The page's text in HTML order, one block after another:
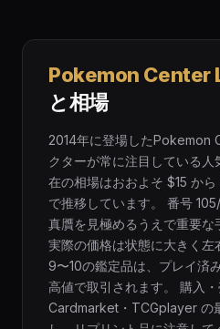
Pokemon Center
と相場
2014年に登場したPokemon
クターが常に注目している人
在の相場はおおよそ $15 か
で推移しています。 番号
真贋を見極めるうえで重要な
実際の価格は状態に大きく
9〜10の鑑定品は、プレイ済
高値で取引されます。 購入
Cardmarket・TCGplayer の